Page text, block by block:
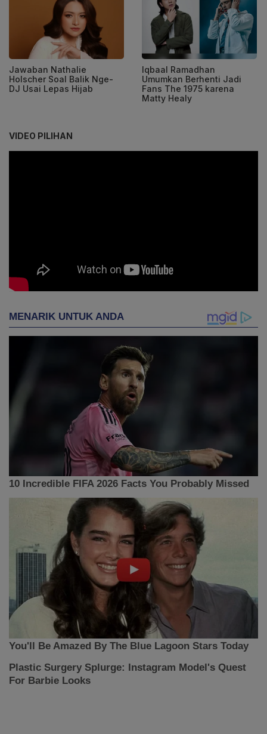
Jawaban Nathalie
Holscher Soal Balik Nge-
DJ Usai Lepas Hijab
Iqbaal Ramadhan
Umumkan Berhenti Jadi
Fans The 1975 karena
Matty Healy
VIDEO PILIHAN